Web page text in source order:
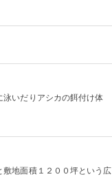
いだりアシカの餌付け体
地面積１２００坪という広